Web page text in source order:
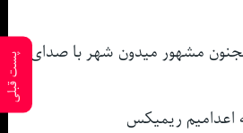
پست قبلی مشهور میدون شهر با صدای
اعدامیم ریمیکس